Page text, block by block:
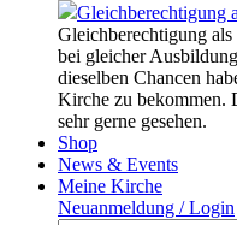
Gleichberechtigung
Gleichberechtigung als
bei gleicher
dieselben Chancen
Kirche zu bekommen.
sehr gerne gesehen.
Shop
News & Events
Meine Kirche
Neuanmeldung / Login